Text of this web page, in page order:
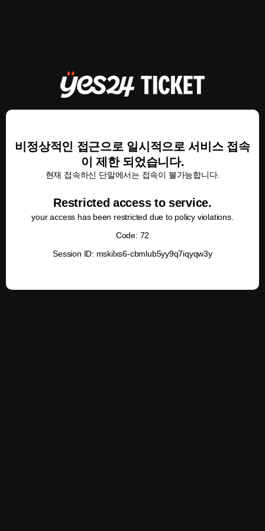
비정상적인 접근으로 일시적으로 서비스 접속
이 제한 되었습니다.
현재 접속하신 단말에서는 접속이 불가능합니다.
Restricted access to service.
your access has been restricted due to policy violations.
Code: 72
Session ID: mskilxs6-cbmlub5yy9q7iqyqw3y